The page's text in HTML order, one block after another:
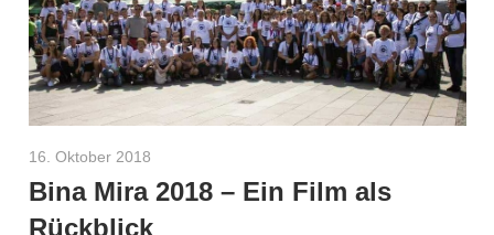
16. Oktober 2018
Bina Mira 2018 – Ein Film als
Rückblick